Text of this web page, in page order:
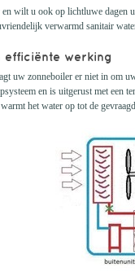
wilt u ook op lichtluwe dagen
verwarmd sanitair
efficiënte werking
uw zonneboiler er niet in om
en is uitgerust met een
het water op tot de